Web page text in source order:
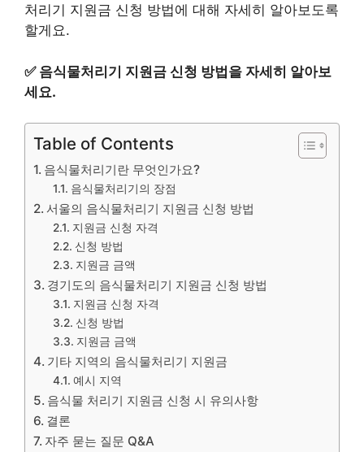
처리기 지원금 신청 방법에 대해 자세히 알아보도록
할게요.
✅ 음식물처리기 지원금 신청 방법을 자세히 알아보
세요.
Table of Contents
음식물처리기란 무엇인가요?
음식물처리기의 장점
서울의 음식물처리기 지원금 신청 방법
지원금 신청 자격
신청 방법
지원금 금액
경기도의 음식물처리기 지원금 신청 방법
지원금 신청 자격
신청 방법
지원금 금액
기타 지역의 음식물처리기 지원금
예시 지역
음식물 처리기 지원금 신청 시 유의사항
결론
자주 묻는 질문 Q&A